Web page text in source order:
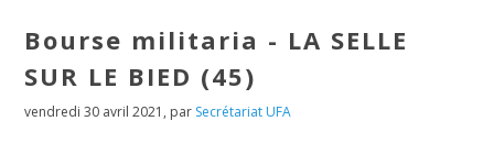
Bourse militaria - LA SELLE
SUR LE BIED (45)
vendredi 30 avril 2021, par Secrétariat UFA